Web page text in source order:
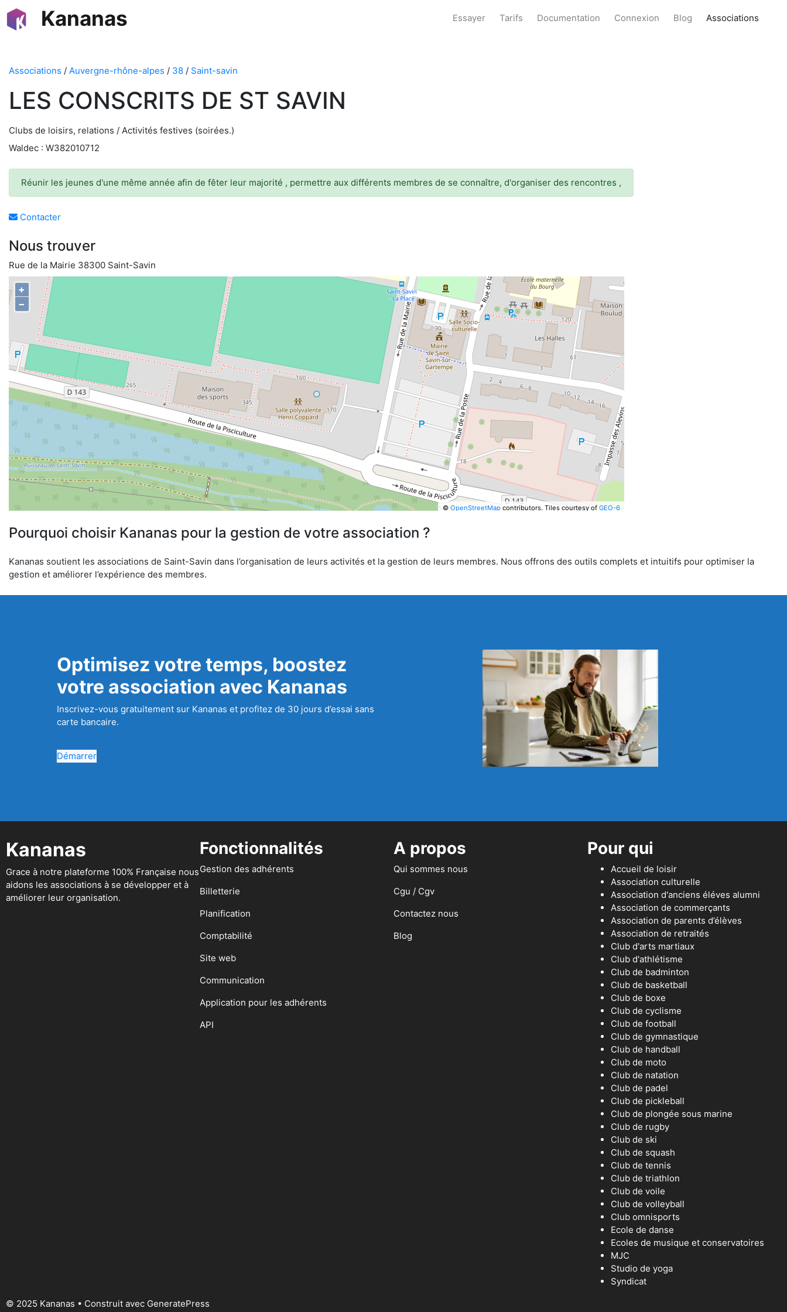
Kananas Essayer Tarifs Documentation Connexion Blog Associations
Associations / Auvergne-rhône-alpes / 38 / Saint-savin
LES CONSCRITS DE ST SAVIN
Clubs de loisirs, relations / Activités festives (soirées.)
Waldec : W382010712
Réunir les jeunes d'une même année afin de fêter leur majorité , permettre aux différents membres de se connaître, d'organiser des rencontres ,
Contacter
Nous trouver
Rue de la Mairie 38300 Saint-Savin
+
−
© OpenStreetMapcontributors. Tiles courtesy of GEO-6
Pourquoi choisir Kananas pour la gestion de votre association ?
Kananas soutient les associations de Saint-Savin dans l’organisation de leurs activités et la gestion de leurs membres. Nous offrons des outils complets et intuitifs pour optimiser la
gestion et améliorer l’expérience des membres.
Optimisez votre temps, boostez
votre association avec Kananas
Inscrivez-vous gratuitement sur Kananas et profitez de 30 jours d’essai sans
carte bancaire.
Démarrer
Kananas
Grace à notre plateforme 100% Française nous
aidons les associations à se développer et à
améliorer leur organisation.
Fonctionnalités
Gestion des adhérents
Billetterie
Planification
Comptabilité
Site web
Communication
Application pour les adhérents
API
A propos
Qui sommes nous
Cgu / Cgv
Contactez nous
Blog
Pour qui
Accueil de loisir
Association culturelle
Association d'anciens éléves alumni
Association de commerçants
Association de parents d’élèves
Association de retraités
Club d'arts martiaux
Club d'athlétisme
Club de badminton
Club de basketball
Club de boxe
Club de cyclisme
Club de football
Club de gymnastique
Club de handball
Club de moto
Club de natation
Club de padel
Club de pickleball
Club de plongée sous marine
Club de rugby
Club de ski
Club de squash
Club de tennis
Club de triathlon
Club de voile
Club de volleyball
Club omnisports
Ecole de danse
Ecoles de musique et conservatoires
MJC
Studio de yoga
Syndicat
© 2025 Kananas • Construit avec GeneratePress